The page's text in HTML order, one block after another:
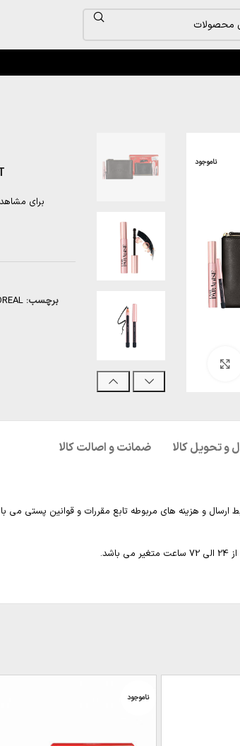
ناموجود
برای
برچسب:
و تحویل کالا ضمانت و اصالت کالا
و هزینه های مربوطه تابع مقررات و قوانین پستی می
ناموجود